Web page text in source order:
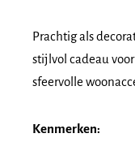
Prachtig als
stijlvol cadeau
sfeervolle
Kenmerken: